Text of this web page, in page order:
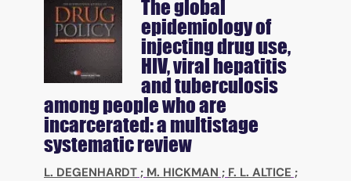
The global
epidemiology of
injecting drug use,
HIV, viral hepatitis
and tuberculosis
among people who are
incarcerated: a multistage
systematic review
L. DEGENHARDT ; M. HICKMAN ; F. L. ALTICE ;